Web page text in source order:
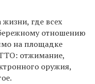
где всех
отношению
на площадке
отжимание,
оружия,